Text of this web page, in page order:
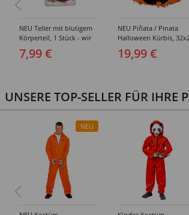
NEU Teller mit blutigem
Körperteil, 1 Stück - wir
wählen für Sie aus ob
Herz oder Hand oder
7,99 €
NEU Piñata / Pinata
Halloween Kürbis,
cm, mit Schlaufe zum
Aufhängen
19,99 €
UNSERE TOP-SELLER FÜR IHRE
NEU